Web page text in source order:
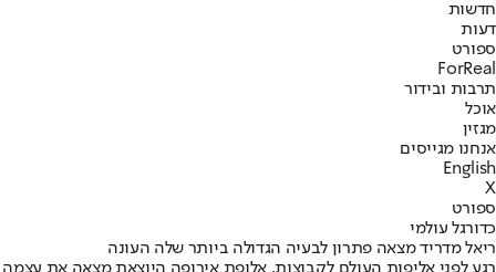
חדשות
דעות
ספורט
ForReal
תרבות ובידור
אוכל
מגזין
אנחנו מגייסים
English
X
ספורט
כדורגל עולמי
ריאל מדריד מצאה פתרון לבעיה הגדולה ביותר שלה העונה